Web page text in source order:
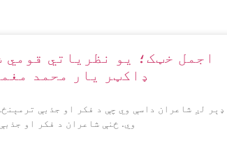
اجمل خټک؛ يو نظرياتي قومي
ډاکټر يار محمد
ډېر لږ شاعران داسې وي چې د فکر او جذبې
وي. ځنې شاعران د فکر او